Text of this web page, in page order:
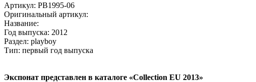
Артикул: PB1995-06
Оригинальный артикул:
Название:
Год выпуска: 2012
Раздел: playboy
Тип: первый год выпуска
Экспонат представлен в каталоге «Collection EU 2013»